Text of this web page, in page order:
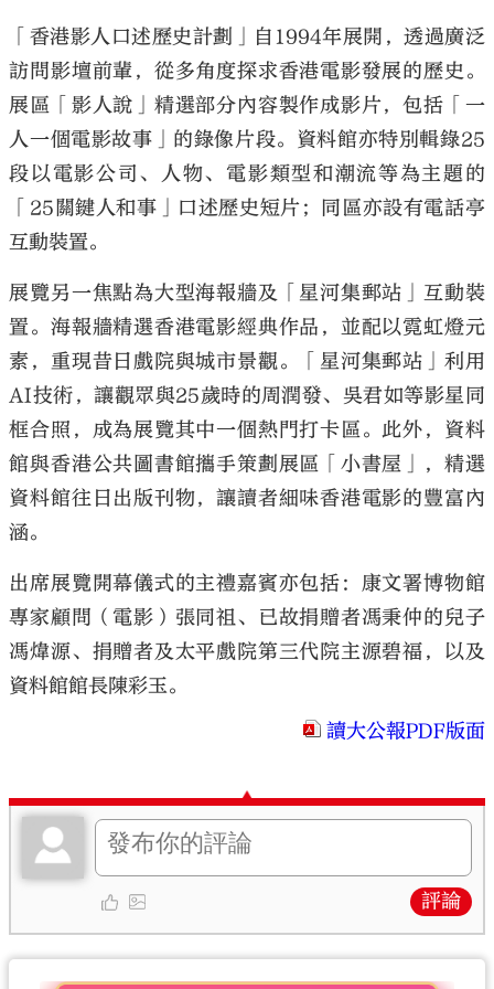
「香港影人口述歷史計劃」自1994年展開，透過廣泛
訪問影壇前輩，從多角度探求香港電影發展的歷史。
展區「影人說」精選部分內容製作成影片，包括「一
人一個電影故事」的錄像片段。資料館亦特別輯錄25
段以電影公司、人物、電影類型和潮流等為主題的
「25關鍵人和事」口述歷史短片；同區亦設有電話亭
互動裝置。
展覽另一焦點為大型海報牆及「星河集郵站」互動裝
置。海報牆精選香港電影經典作品，並配以霓虹燈元
素，重現昔日戲院與城市景觀。「星河集郵站」利用
AI技術，讓觀眾與25歲時的周潤發、吳君如等影星同
框合照，成為展覽其中一個熱門打卡區。此外，資料
館與香港公共圖書館攜手策劃展區「小書屋」，精選
資料館往日出版刊物，讓讀者細味香港電影的豐富內
涵。
出席展覽開幕儀式的主禮嘉賓亦包括：康文署博物館
專家顧問（電影）張同祖、已故捐贈者馮秉仲的兒子
馮煒源、捐贈者及太平戲院第三代院主源碧福，以及
資料館館長陳彩玉。
讀大公報PDF版面
評論